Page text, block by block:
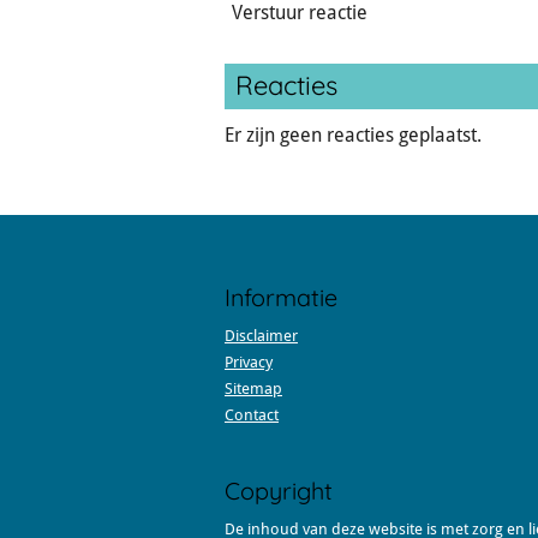
Verstuur reactie
Reacties
Er zijn geen reacties geplaatst.
Informatie
Disclaimer
Privacy
Sitemap
Contact
Copyright
De inhoud van deze website is met zorg en